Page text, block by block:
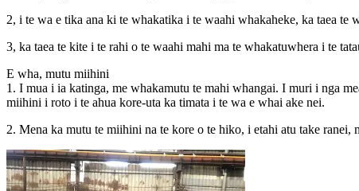
2, i te wa e tika ana ki te whakatika i te waahi whakaheke, ka taea
3, ka taea te kite i te rahi o te waahi mahi ma te whakatuwhera i te
E wha, mutu miihini
1. I mua i ia katinga, me whakamutu te mahi whangai. I muri i nga
miihini i roto i te ahua kore-uta ka timata i te wa e whai ake nei.
2. Mena ka mutu te miihini na te kore o te hiko, i etahi atu take